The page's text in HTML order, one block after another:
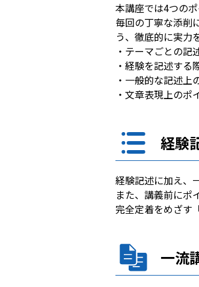
本講座では4つの
毎回の丁寧な添削
う、徹底的に実力
・テーマごとの
・経験を記述す
・一般的な記述
・文章表現上の
経験
経験記述に加え、
また、講義前にポ
完全定着をめざす
一流